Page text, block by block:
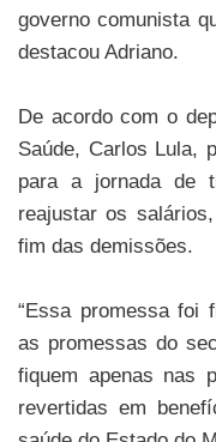
governo comunista
destacou Adriano.
De acordo com o
Saúde, Carlos Lula,
para a jornada de
reajustar os
fim das demissões.
“Essa promessa foi
as promessas do
fiquem apenas nas
revertidas em